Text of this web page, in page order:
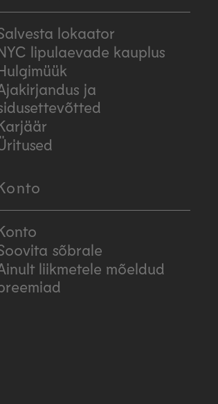
lokaator
lipulaevade kauplus
ja
sõbrale
liikmetele mõeldud